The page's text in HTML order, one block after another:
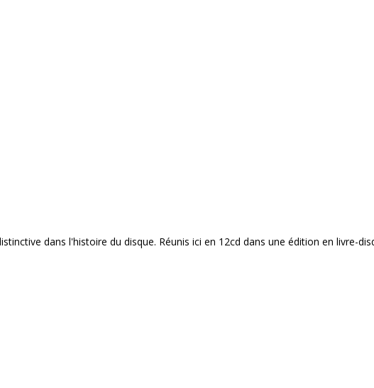
dans l'histoire du disque. Réunis ici en 12cd dans une édition en livre-